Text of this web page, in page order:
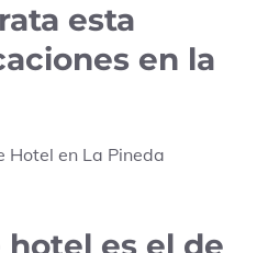
esta
en la
Hotel en La Pineda